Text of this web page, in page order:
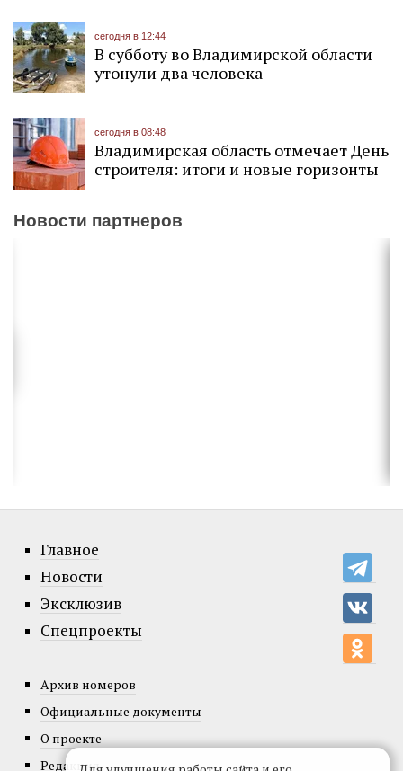
сегодня в 12:44
В субботу во Владимирской области
утонули два человека
сегодня в 08:48
Владимирская область отмечает День
строителя: итоги и новые горизонты
Новости партнеров
Главное
Новости
Эксклюзив
Спецпроекты
Архив номеров
Официальные документы
О проекте
Редакция